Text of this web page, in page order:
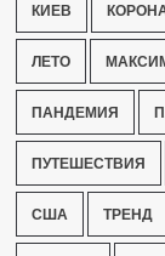
КИЕВ
ЛЕТО
ПАНДЕМИЯ
ПУТЕШЕСТВИЯ
США ТРЕНД